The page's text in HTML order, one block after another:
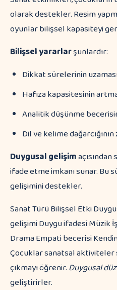
olarak destekler. Resim
oyunlar bilişsel kapasiteyi
Bilişsel yararlarşunlardır:
Dikkat sürelerinin
Hafıza kapasitesinin
Analitik düşünme
Dil ve kelime
Duygusal gelişim
ifade etme imkanı sunar. Bu
gelişimini destekler.
Sanat Türü Bilişsel Etki
gelişimi Duygu ifadesi Müzik
Drama Empati becerisi
Çocuklar sanatsal aktiviteler
çıkmayı öğrenir.Duygusal
geliştirirler.